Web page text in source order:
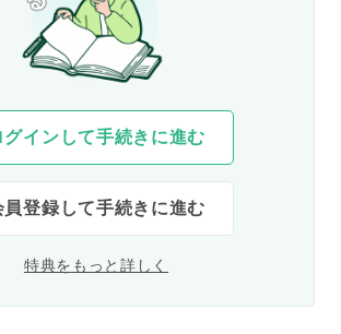
特典をもっと詳しく
員登録して手続きに進む
グインして手続きに進む